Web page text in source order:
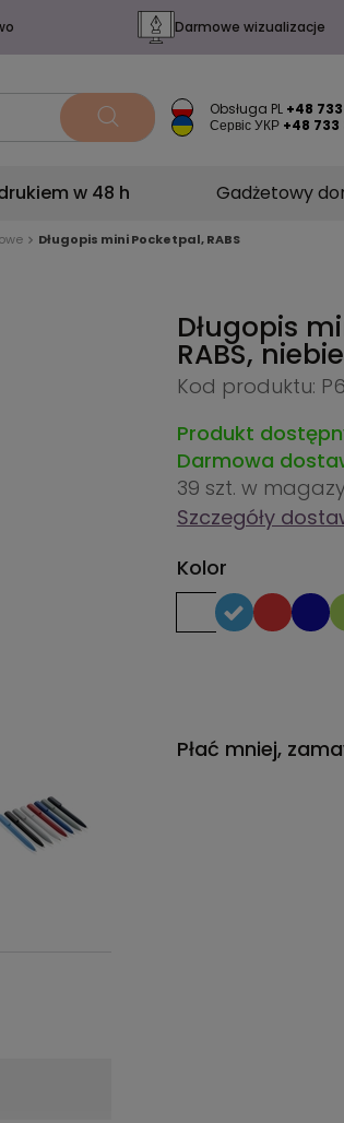
Darmowe wizualizacje
Obsługa PL +48
Сервіс УКР +48 733
w 48 h Gadżetowy
Długopis mini Pocketpal, RABS
Długopis
RABS,
Kod produktu:
Produkt
Darmowa
39 szt. w
Szczegóły
Kolor
Płać mniej,